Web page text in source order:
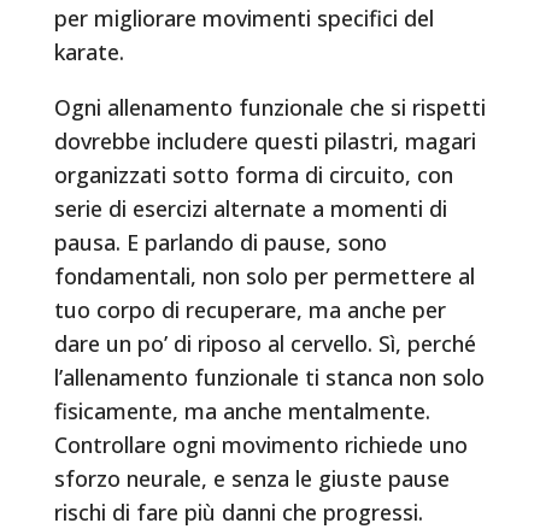
per migliorare movimenti specifici del
karate.
Ogni allenamento funzionale che si rispetti
dovrebbe includere questi pilastri, magari
organizzati sotto forma di circuito, con
serie di esercizi alternate a momenti di
pausa. E parlando di pause, sono
fondamentali, non solo per permettere al
tuo corpo di recuperare, ma anche per
dare un po’ di riposo al cervello. Sì, perché
l’allenamento funzionale ti stanca non solo
fisicamente, ma anche mentalmente.
Controllare ogni movimento richiede uno
sforzo neurale, e senza le giuste pause
rischi di fare più danni che progressi.